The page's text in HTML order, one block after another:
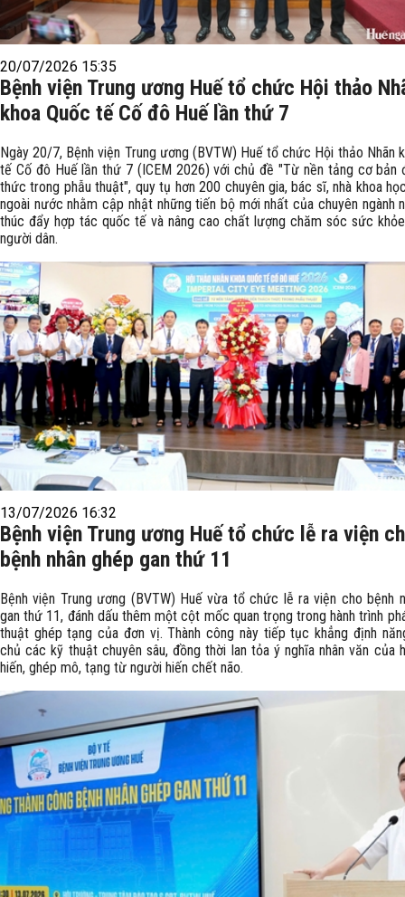
20/07/2026 15:35
Bệnh viện Trung ương Huế tổ chức Hội thảo
khoa Quốc tế Cố đô Huế lần thứ 7
Ngày 20/7, Bệnh viện Trung ương (BVTW) Huế tổ chức Hội thảo Nhãn
tế Cố đô Huế lần thứ 7 (ICEM 2026) với chủ đề "Từ nền tảng cơ bản
thức trong phẫu thuật", quy tụ hơn 200 chuyên gia, bác sĩ, nhà khoa
ngoài nước nhằm cập nhật những tiến bộ mới nhất của chuyên ngành
thúc đẩy hợp tác quốc tế và nâng cao chất lượng chăm sóc sức
người dân.
13/07/2026 16:32
Bệnh viện Trung ương Huế tổ chức lễ ra viện
bệnh nhân ghép gan thứ 11
Bệnh viện Trung ương (BVTW) Huế vừa tổ chức lễ ra viện cho bệnh
gan thứ 11, đánh dấu thêm một cột mốc quan trọng trong hành trình
thuật ghép tạng của đơn vị. Thành công này tiếp tục khẳng định
chủ các kỹ thuật chuyên sâu, đồng thời lan tỏa ý nghĩa nhân văn của
hiến, ghép mô, tạng từ người hiến chết não.